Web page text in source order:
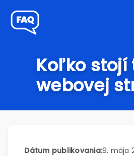
Koľko stojí
webovej
Dátum publikovania:9. mája